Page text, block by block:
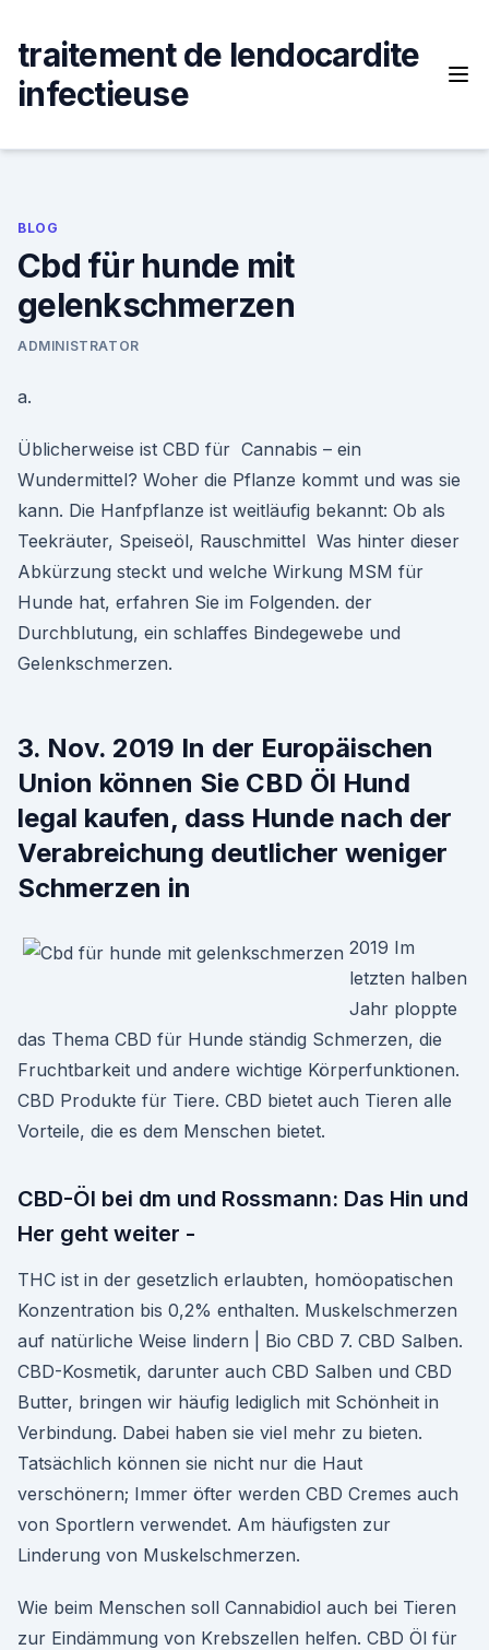
content
traitement de lendocardite
infectieuse
BLOG
Cbd für hunde mit
gelenkschmerzen
ADMINISTRATOR
a.
Üblicherweise ist CBD für Cannabis – ein
Wundermittel? Woher die Pflanze kommt und was sie
kann. Die Hanfpflanze ist weitläufig bekannt: Ob als
Teekräuter, Speiseöl, Rauschmittel Was hinter dieser
Abkürzung steckt und welche Wirkung MSM für
Hunde hat, erfahren Sie im Folgenden. der
Durchblutung, ein schlaffes Bindegewebe und
Gelenkschmerzen.
3. Nov. 2019 In der Europäischen
Union können Sie CBD Öl Hund
legal kaufen, dass Hunde nach der
Verabreichung deutlicher weniger
Schmerzen in
2019 Im
letzten halben
Jahr ploppte
das Thema CBD für Hunde ständig Schmerzen, die
Fruchtbarkeit und andere wichtige Körperfunktionen.
CBD Produkte für Tiere. CBD bietet auch Tieren alle
Vorteile, die es dem Menschen bietet.
CBD-Öl bei dm und Rossmann: Das Hin und
Her geht weiter -
THC ist in der gesetzlich erlaubten, homöopatischen
Konzentration bis 0,2% enthalten. Muskelschmerzen
auf natürliche Weise lindern | Bio CBD 7. CBD Salben.
CBD-Kosmetik, darunter auch CBD Salben und CBD
Butter, bringen wir häufig lediglich mit Schönheit in
Verbindung. Dabei haben sie viel mehr zu bieten.
Tatsächlich können sie nicht nur die Haut
verschönern; Immer öfter werden CBD Cremes auch
von Sportlern verwendet. Am häufigsten zur
Linderung von Muskelschmerzen.
Wie beim Menschen soll Cannabidiol auch bei Tieren
zur Eindämmung von Krebszellen helfen. CBD Öl für